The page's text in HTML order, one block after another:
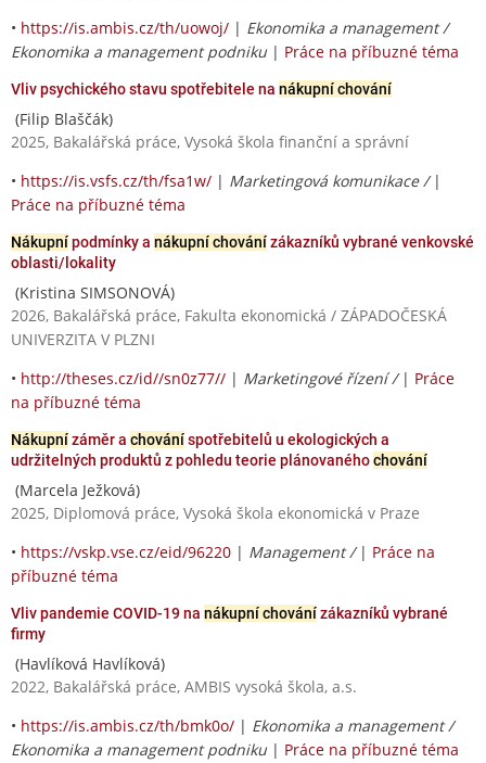
• https://is.ambis.cz/th/uowoj/ | Ekonomika a management /
Ekonomika a management podniku | Práce na příbuzné téma
Vliv psychického stavu spotřebitele na nákupní chování
(Filip Blaščák)
2025, Bakalářská práce, Vysoká škola finanční a správní
• https://is.vsfs.cz/th/fsa1w/ | Marketingová komunikace / |
Práce na příbuzné téma
Nákupnípodmínky a nákupní chovánízákazníků vybrané venkovské
oblasti/lokality
(Kristina SIMSONOVÁ)
2026, Bakalářská práce, Fakulta ekonomická / ZÁPADOČESKÁ
UNIVERZITA V PLZNI
• http://theses.cz/id//sn0z77// | Marketingové řízení / | Práce
na příbuzné téma
Nákupnízáměr a chováníspotřebitelů u ekologických a
udržitelných produktů z pohledu teorie plánovanéhochování
(Marcela Ježková)
2025, Diplomová práce, Vysoká škola ekonomická v Praze
• https://vskp.vse.cz/eid/96220 | Management / | Práce na
příbuzné téma
Vliv pandemie COVID-19 na nákupní chovánízákazníků vybrané
firmy
(Havlíková Havlíková)
2022, Bakalářská práce, AMBIS vysoká škola, a.s.
• https://is.ambis.cz/th/bmk0o/ | Ekonomika a management /
Ekonomika a management podniku | Práce na příbuzné téma